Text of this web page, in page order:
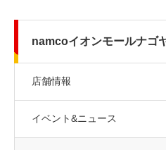
namcoイオンモールナゴ
店舗情報
イベント&ニュース